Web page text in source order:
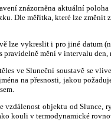
znázorněna aktuální
Dle měřítka, které lze změnit
lze vykreslit i pro jiné datum
pravidelně mění v intervalu
ve Sluneční soustavě se
na přesnosti, jakou
vzdálenost objektu od Slunce,
kouli v termodynamické